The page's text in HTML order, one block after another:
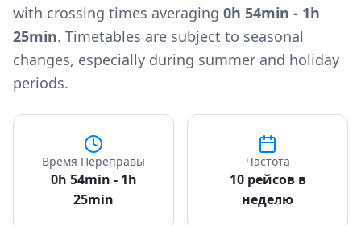
with crossing times averaging 0h 54min - 1h
25min. Timetables are subject to seasonal
changes, especially during summer and holiday
periods.
Время Переправы
0h 54min - 1h
25min
Частота
10 рейсов в
неделю